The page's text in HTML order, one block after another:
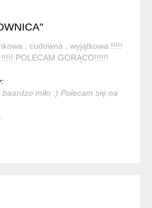
, cudowna , wyjątkowa !!!!!
!!!!! POLECAM GORĄCO!!!!!!
miło :) Polecam się na